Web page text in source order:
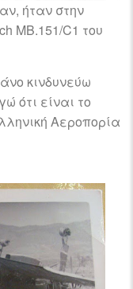
ήταν στην
MB.151/C1 του
κινδυνεύω
ότι είναι το
Αεροπορία